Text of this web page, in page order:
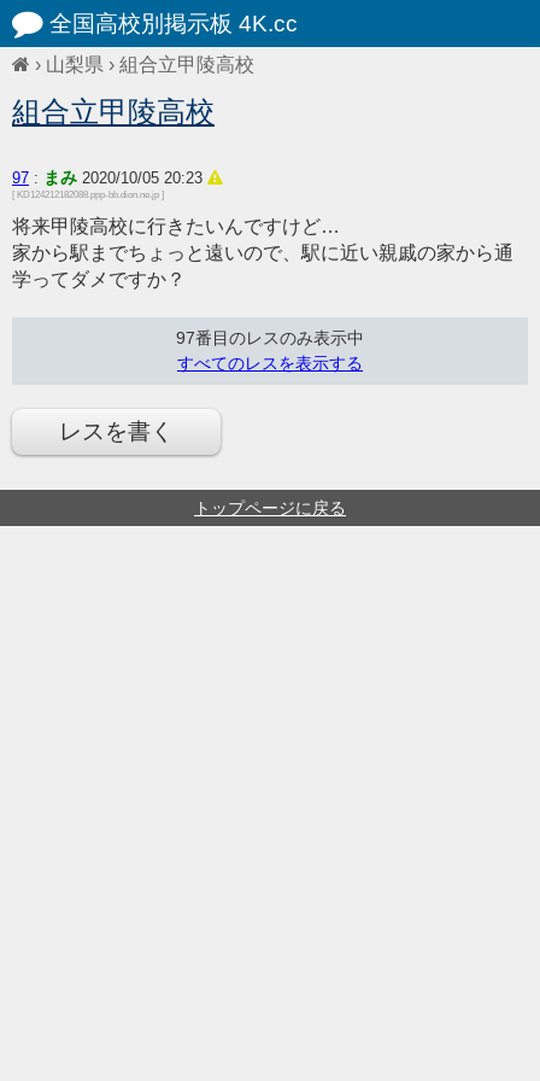
全国高校別掲示板 4K.cc
› 山梨県 › 組合立甲陵高校
組合立甲陵高校
97 : まみ 2020/10/05 20:23
[ KD124212182088.ppp-bb.dion.ne.jp ]
将来甲陵高校に行きたいんですけど…
家から駅までちょっと遠いので、駅に近い親戚の家から通
学ってダメですか？
97番目のレスのみ表示中
すべてのレスを表示する
レスを書く
トップページに戻る